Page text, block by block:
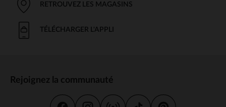
RETROUVEZ LES MAGASINS
TÉLÉCHARGER L'APPLI
Rejoignez la communauté